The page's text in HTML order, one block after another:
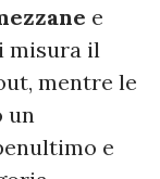
e
misura il
mentre le
un
e